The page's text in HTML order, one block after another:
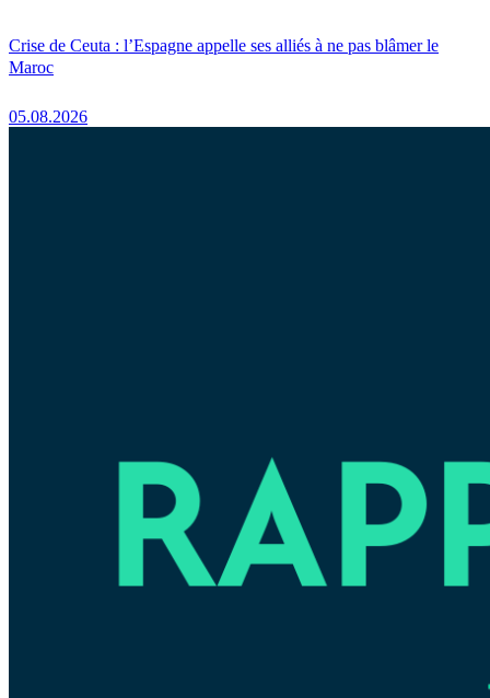
Crise de Ceuta : l’Espagne appelle ses alliés à ne pas blâmer le
Maroc
05.08.2026